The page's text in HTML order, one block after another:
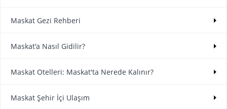
Maskat Gezi Rehberi
Maskat'a Nasıl Gidilir?
Maskat Otelleri: Maskat'ta Nerede Kalınır?
Maskat Şehir İçi Ulaşım